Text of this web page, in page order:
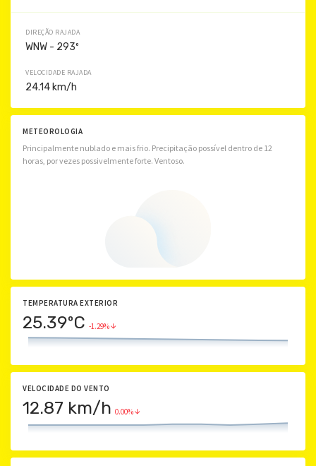
DIREÇÃO RAJADA
WNW - 293º
VELOCIDADE RAJADA
24.14 km/h
METEOROLOGIA
Principalmente nublado e mais frio. Precipitação possível dentro de 12
horas, por vezes possivelmente forte. Ventoso.
TEMPERATURA EXTERIOR
25.39ºC -1.29%
VELOCIDADE DO VENTO
12.87 km/h 0.00%